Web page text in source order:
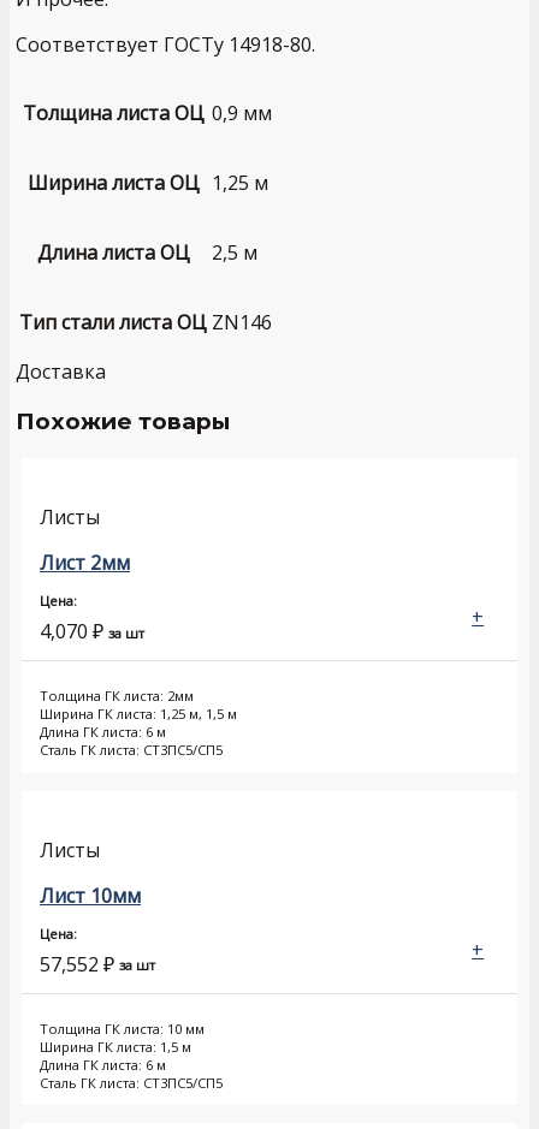
Соответствует ГОСТу 14918-80.
Толщина листа ОЦ 0,9 мм
Ширина листа ОЦ 1,25 м
Длина листа ОЦ 2,5 м
Тип стали листа ОЦ ZN146
Доставка
Похожие товары
Листы
Лист 2мм
Цена:
4,070 ₽ за шт
Толщина ГК листа: 2мм
Ширина ГК листа: 1,25 м, 1,5 м
Длина ГК листа: 6 м
Сталь ГК листа: СТ3ПС5/СП5
+
Листы
Лист 10мм
Цена:
57,552 ₽ за шт
Толщина ГК листа: 10 мм
Ширина ГК листа: 1,5 м
Длина ГК листа: 6 м
Сталь ГК листа: СТ3ПС5/СП5
+